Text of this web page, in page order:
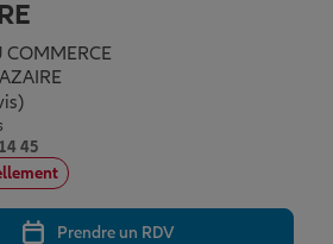
COMMERCE
5
45
Prendre un RDV